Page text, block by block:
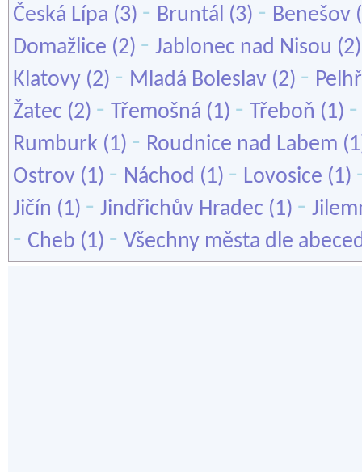
Česká Lípa (3) - Bruntál (3) - Benešov
Domažlice (2) - Jablonec nad Nisou
Klatovy (2) - Mladá Boleslav (2) -
Žatec (2) - Třemošná (1) - Třeboň (1)
Rumburk (1) - Roudnice nad Labem
Ostrov (1) - Náchod (1) - Lovosice (1)
Jičín (1) - Jindřichův Hradec (1) -
- Cheb (1) - Všechny města dle